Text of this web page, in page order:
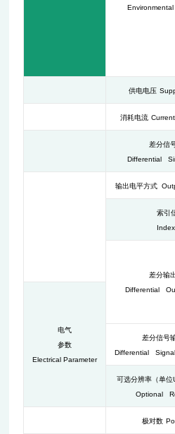
供电电压
消耗电流
差分信
Differential
输出电平方式
索引
差分输
Differential
电气
参数
Electrical Parameter
差分信号
Differential
可选分辨率（单位
Optional
极对数